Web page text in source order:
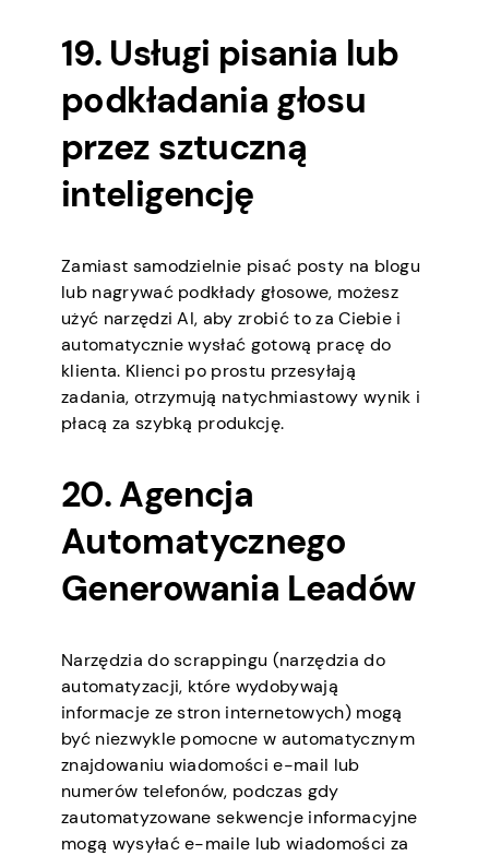
19. Usługi pisania lub
podkładania głosu
przez sztuczną
inteligencję
Zamiast samodzielnie pisać posty na blogu
lub nagrywać podkłady głosowe, możesz
użyć narzędzi AI, aby zrobić to za Ciebie i
automatycznie wysłać gotową pracę do
klienta. Klienci po prostu przesyłają
zadania, otrzymują natychmiastowy wynik i
płacą za szybką produkcję.
20. Agencja
Automatycznego
Generowania Leadów
Narzędzia do scrappingu (narzędzia do
automatyzacji, które wydobywają
informacje ze stron internetowych) mogą
być niezwykle pomocne w automatycznym
znajdowaniu wiadomości e-mail lub
numerów telefonów, podczas gdy
zautomatyzowane sekwencje informacyjne
mogą wysyłać e-maile lub wiadomości za